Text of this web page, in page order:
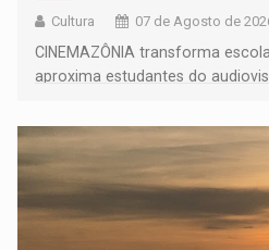
Cultura 07 de Agosto de
CINEMAZÔNIA transforma
aproxima estudantes do